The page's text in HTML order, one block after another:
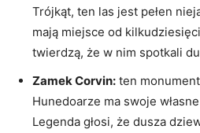
Trójkąt, ten las jest pełen
mają miejsce⁣ od
twierdzą, ⁢że w nim spotkali
Zamek Corvin: ten
Hunedoarze ma swoje
Legenda ⁢głosi, że dusza